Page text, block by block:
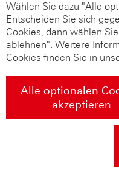
Wählen Sie dazu "Alle
Entscheiden Sie sich
Cookies, dann wählen
ablehnen". Weitere
Cookies finden Sie in
Alle optionalen
akzeptieren